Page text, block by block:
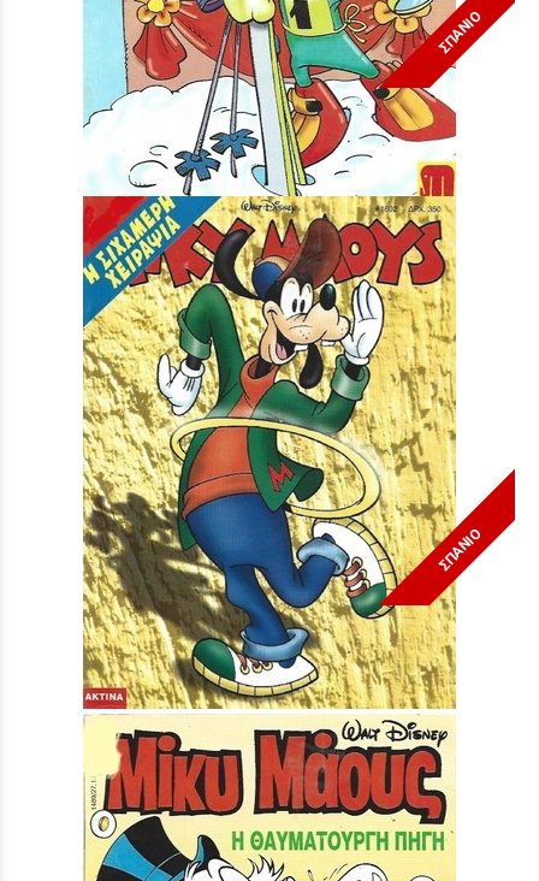
ΣΠΑΝΙΟ
Μίκυ Μάους #1494***
Τιμή: 3,90 €
ΣΠΑΝΙΟ
Μίκυ Μάους #1602***
Τιμή: 3,90 €